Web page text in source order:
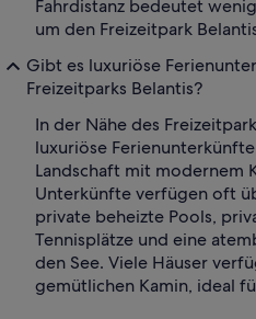
Fahrdistanz bedeutet
um den Freizeitpark
Gibt es luxuriöse
Freizeitparks Belantis?
In der Nähe des
luxuriöse
Landschaft mit modernem
Unterkünfte verfügen oft
private beheizte Pools,
Tennisplätze und eine
den See. Viele Häuser
gemütlichen Kamin, ideal